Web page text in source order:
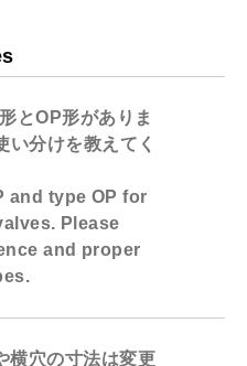
とOP形がありま
い分けを教えてく
and type OP for
Please
and proper
横穴の寸法は変更